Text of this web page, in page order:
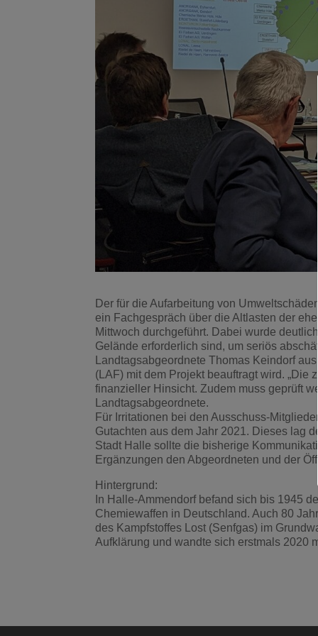
Der für die Aufarbeitung von
ein Fachgespräch über die Altlasten der
Mittwoch durchgeführt. Dabei wurde
Gelände erforderlich sind, um seriös
Landtagsabgeordnete Thomas Keindorf
(LAF) mit dem Projekt beauftragt wird.
finanzieller Hinsicht. Zudem muss geprüft
Landtagsabgeordnete.
Für Irritationen bei den Ausschuss-
Gutachten aus dem Jahr 2021. Dieses lag
Stadt Halle sollte die bisherige
Ergänzungen den Abgeordneten und der
Hintergrund:
In Halle-Ammendorf befand sich bis 1945
Chemiewaffen in Deutschland. Auch 80
des Kampfstoffes Lost (Senfgas) im
Aufklärung und wandte sich erstmals 2020